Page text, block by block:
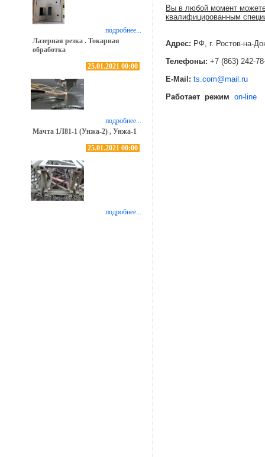
подробнее...
Лазерная резка . Токарная
обработка
25.01.2021 00:00
подробнее...
Мачта 1Л81-1 (Унжа-2) , Унжа-1
25.01.2021 00:00
подробнее...
Вы в любой момент
квалифицированным
Адрес: РФ, г. Ростов-на-
Телефоны: +7 (863) 242-
E-Mail: ts.com@mail.ru
Работает режим on-line